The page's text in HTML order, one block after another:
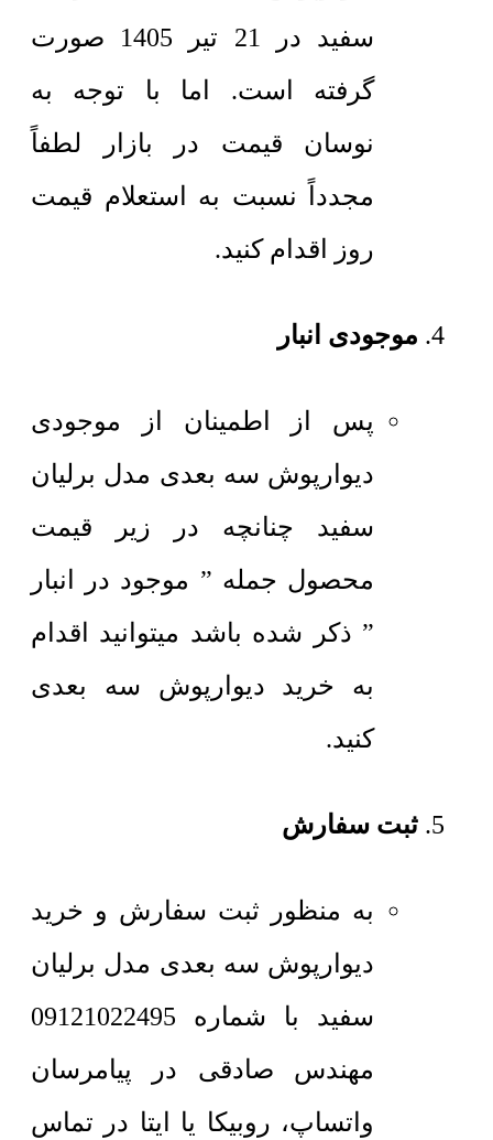
سفید در 21 تیر 1405 صورت
گرفته است. اما با توجه به
نوسان قیمت در بازار لطفاً
مجدداً نسبت به استعلام قیمت
روز اقدام کنید.
موجودی انبار
پس از اطمینان از موجودی
دیوارپوش سه بعدی مدل برلیان
سفید چنانچه در زیر قیمت
محصول جمله ” موجود در انبار
” ذکر شده باشد میتوانید اقدام
به خرید دیوارپوش سه بعدی
کنید.
ثبت سفارش
به منظور ثبت سفارش و خرید
دیوارپوش سه بعدی مدل برلیان
سفید با شماره 09121022495
مهندس صادقی در پیامرسان
واتساپ، روبیکا یا ایتا در تماس